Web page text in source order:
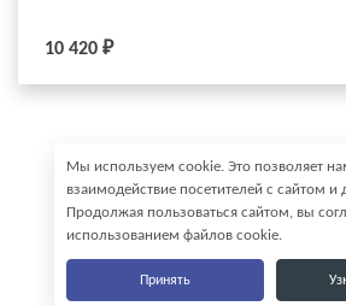
10 420 ₽
Мы используем cookie. Это позволяет
взаимодействие посетителей с сайтом и
Продолжая пользоваться сайтом, вы
использованием файлов cookie.
Принять